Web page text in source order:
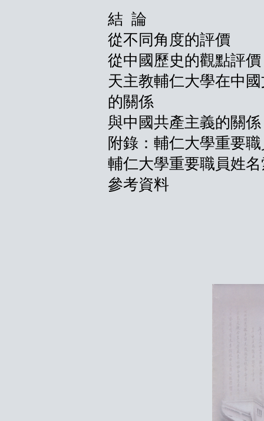
結 論
從不同角度的評價
從中國歷史的觀點評價
天主教輔仁大學在中
的關係
與中國共產主義的關係
附錄：輔仁大學重要
輔仁大學重要職員姓
參考資料